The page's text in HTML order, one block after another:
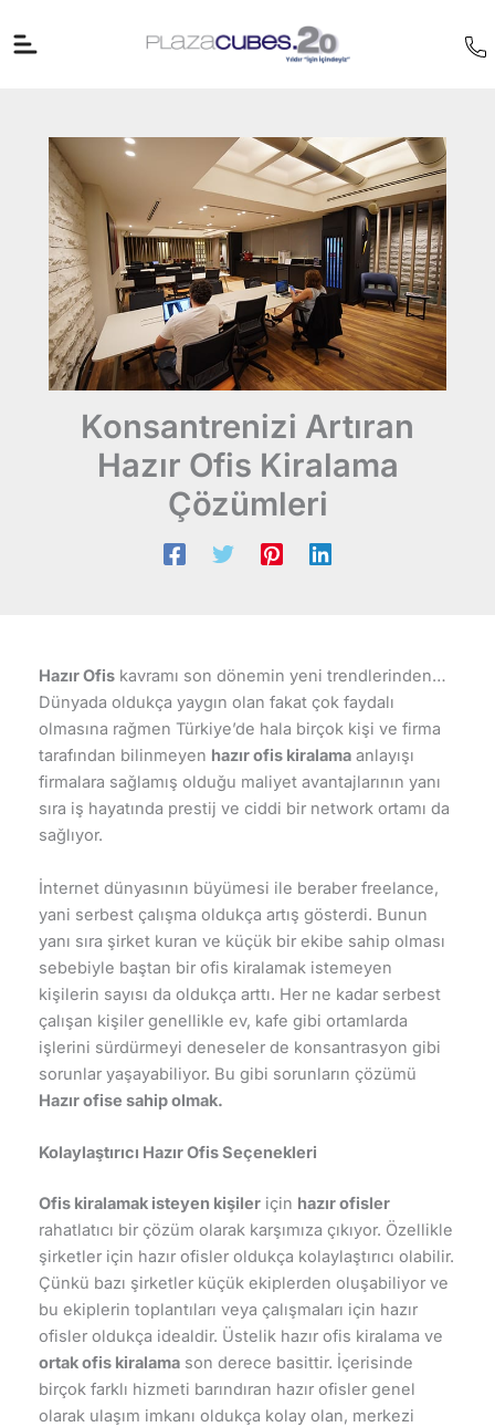
atla
Konsantrenizi Artıran
Hazır Ofis Kiralama
Çözümleri
Hazır Ofiskavramı son dönemin yeni trendlerinden…
Dünyada oldukça yaygın olan fakat çok faydalı
olmasına rağmen Türkiye’de hala birçok kişi ve firma
tarafından bilinmeyen hazır ofis kiralamaanlayışı
firmalara sağlamış olduğu maliyet avantajlarının yanı
sıra iş hayatında prestij ve ciddi bir network ortamı da
sağlıyor.
İnternet dünyasının büyümesi ile beraber freelance,
yani serbest çalışma oldukça artış gösterdi. Bunun
yanı sıra şirket kuran ve küçük bir ekibe sahip olması
sebebiyle baştan bir ofis kiralamak istemeyen
kişilerin sayısı da oldukça arttı. Her ne kadar serbest
çalışan kişiler genellikle ev, kafe gibi ortamlarda
işlerini sürdürmeyi deneseler de konsantrasyon gibi
sorunlar yaşayabiliyor. Bu gibi sorunların çözümü
Hazır ofise sahip olmak.
Kolaylaştırıcı Hazır Ofis Seçenekleri
Ofis kiralamak isteyen kişileriçin hazır ofisler
rahatlatıcı bir çözüm olarak karşımıza çıkıyor. Özellikle
şirketler için hazır ofisler oldukça kolaylaştırıcı olabilir.
Çünkü bazı şirketler küçük ekiplerden oluşabiliyor ve
bu ekiplerin toplantıları veya çalışmaları için hazır
ofisler oldukça idealdir. Üstelik hazır ofis kiralama ve
ortak ofis kiralamason derece basittir. İçerisinde
birçok farklı hizmeti barındıran hazır ofisler genel
olarak ulaşım imkanı oldukça kolay olan, merkezi